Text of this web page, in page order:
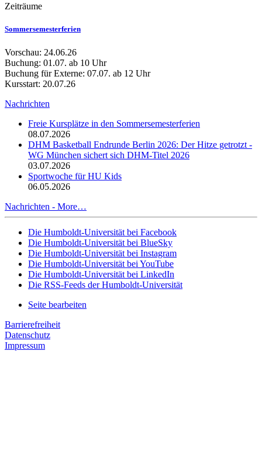
Zeiträume
Sommersemesterferien
Vorschau: 24.06.26
Buchung: 01.07. ab 10 Uhr
Buchung für Externe: 07.07. ab 12 Uhr
Kursstart: 20.07.26
Nachrichten
Freie Kursplätze in den Sommersemesterferien
08.07.2026
DHM Basketball Endrunde Berlin 2026: Der Hitze getrotzt -
WG München sichert sich DHM-Titel 2026
03.07.2026
Sportwoche für HU Kids
06.05.2026
Nachrichten - More…
Die Humboldt-Universität bei Facebook
Die Humboldt-Universität bei BlueSky
Die Humboldt-Universität bei Instagram
Die Humboldt-Universität bei YouTube
Die Humboldt-Universität bei LinkedIn
Die RSS-Feeds der Humboldt-Universität
Seite bearbeiten
Barrierefreiheit
Datenschutz
Impressum